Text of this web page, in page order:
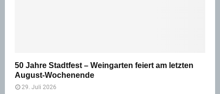
50 Jahre Stadtfest – Weingarten feiert am letzten
August-Wochenende
29. Juli 2026